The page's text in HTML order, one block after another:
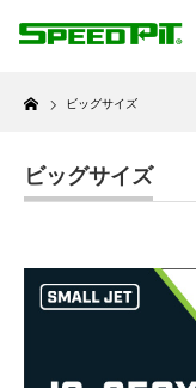
Home
ビッグサイズ
ビッグサイズ